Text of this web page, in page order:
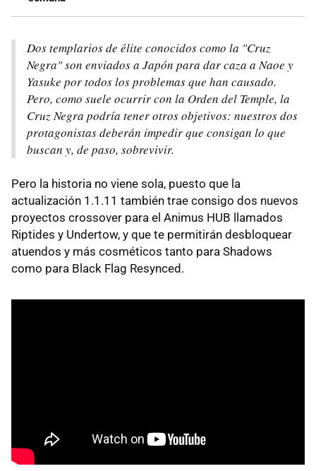
Dos templarios de élite conocidos como la "Cruz
Negra" son enviados a Japón para dar caza a Naoe y
Yasuke por todos los problemas que han causado.
Pero, como suele ocurrir con la Orden del Temple, la
Cruz Negra podría tener otros objetivos: nuestros dos
protagonistas deberán impedir que consigan lo que
buscan y, de paso, sobrevivir.
Pero la historia no viene sola, puesto que la
actualización 1.1.11 también trae consigo dos nuevos
proyectos crossover para el Animus HUB llamados
Riptides y Undertow, y que te permitirán desbloquear
atuendos y más cosméticos tanto para Shadows
como para Black Flag Resynced.